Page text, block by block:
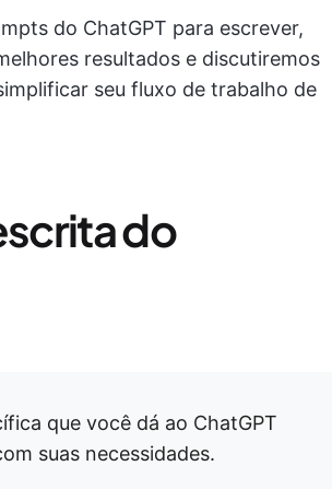
do ChatGPT para escrever,
resultados e discutiremos
seu fluxo de trabalho de
do
que você dá ao ChatGPT
suas necessidades.